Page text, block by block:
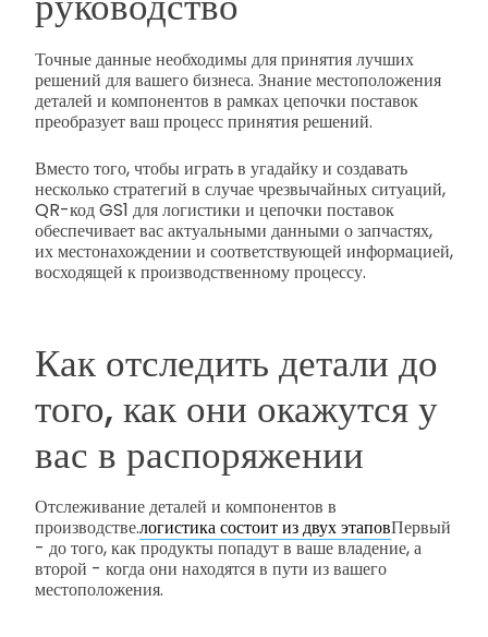
Точные данные необходимы для принятия лучших
решений для вашего бизнеса. Знание местоположения
деталей и компонентов в рамках цепочки поставок
преобразует ваш процесс принятия решений.
Вместо того, чтобы играть в угадайку и создавать
несколько стратегий в случае чрезвычайных ситуаций,
QR-код GS1 для логистики и цепочки поставок
обеспечивает вас актуальными данными о запчастях,
их местонахождении и соответствующей информацией,
восходящей к производственному процессу.
Как отследить детали до
того, как они окажутся у
вас в распоряжении
Отслеживание деталей и компонентов в
производстве.логистика состоит из двух этаповПервый
- до того, как продукты попадут в ваше владение, а
второй - когда они находятся в пути из вашего
местоположения.